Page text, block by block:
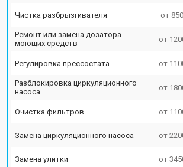
Чистка разбрызгивателя от
Ремонт или замена дозатора
моющих средств
от
Регулировка прессостата от
Разблокировка циркуляционного
насоса
от
Очистка фильтров от
Замена циркуляционного насоса от
Замена улитки от